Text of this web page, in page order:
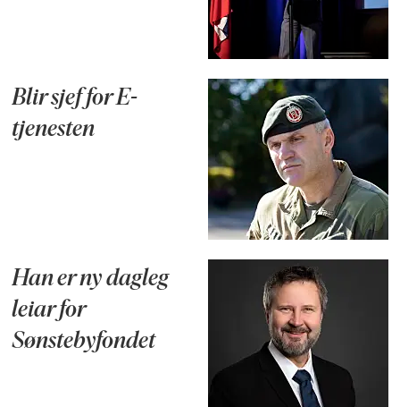
Blir sjef for E-
tjenesten
Han er ny dagleg
leiar for
Sønstebyfondet